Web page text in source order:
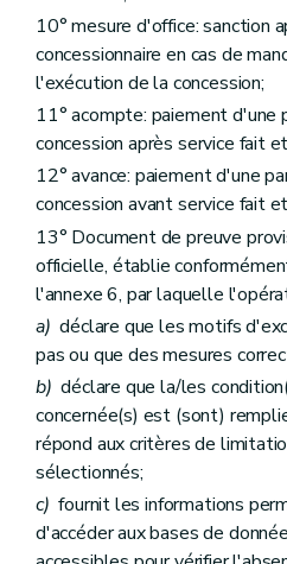
10° mesure d'office: sanction
concessionnaire en cas de
l'exécution de la concession;
11° acompte: paiement d'une
concession après service fait
12° avance: paiement d'une
concession avant service fait
13° Document de preuve
officielle, établie
l'annexe 6, par laquelle
a) déclare que les motifs
pas ou que des mesures
b) déclare que la/les
concernée(s) est (sont)
répond aux critères de
sélectionnés;
c) fournit les informations
d'accéder aux bases de